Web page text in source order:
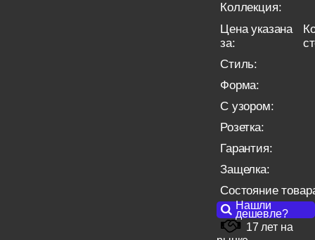
Коллекция:
Цена указана
за:
Стиль:
Форма:
С узором:
Розетка:
Гарантия:
Защелка:
Состояние
Нашли
дешевле?
17 лет на